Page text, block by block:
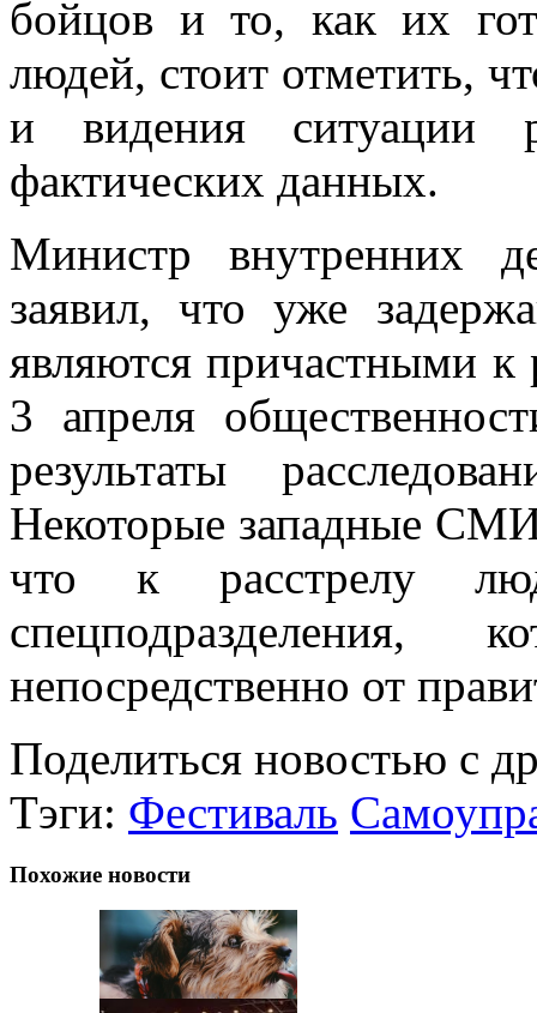
бойцов и то, как их
людей, стоит отметить,
и видения ситуации
фактических данных.
Министр внутренних
заявил, что уже
являются причастными
3 апреля
результаты
Некоторые западные
что к расстрелу
спецподразделения,
непосредственно от
Поделиться новостью с
Тэги: Фестиваль
Похожие новости